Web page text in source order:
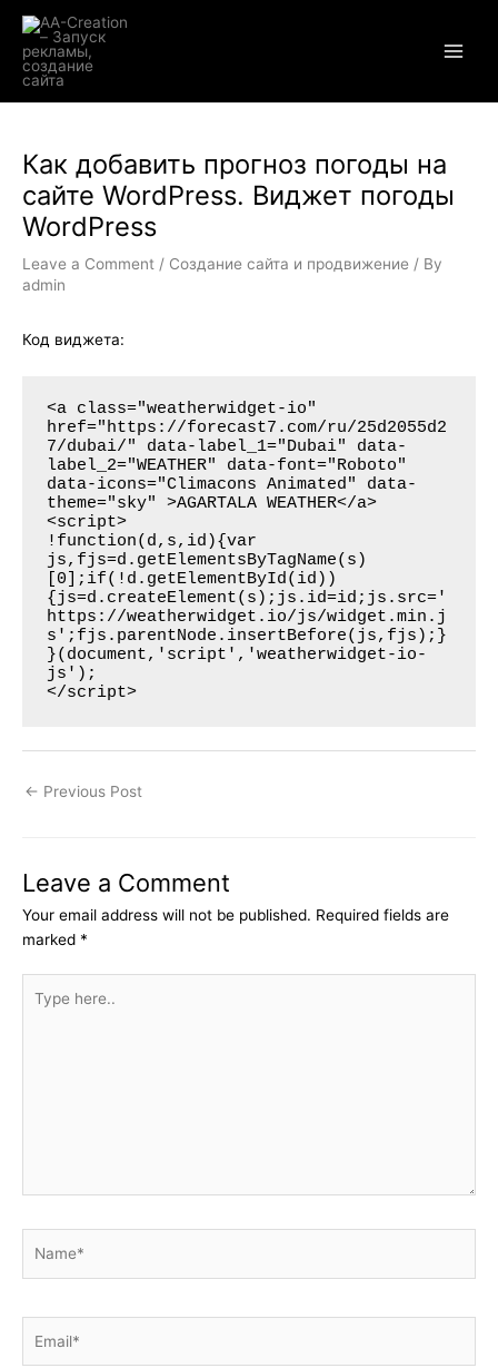
content
Как добавить прогноз погоды на
сайте WordPress. Виджет погоды
WordPress
Leave a Comment / Создание сайта и продвижение / By
admin
Код виджета:
<a class="weatherwidget-io"
href="https://forecast7.com/ru/25d2055d2
7/dubai/" data-label_1="Dubai" data-
label_2="WEATHER" data-font="Roboto"
data-icons="Climacons Animated" data-
theme="sky" >AGARTALA WEATHER</a>
<script>
!function(d,s,id){var
js,fjs=d.getElementsByTagName(s)
[0];if(!d.getElementById(id))
{js=d.createElement(s);js.id=id;js.src='
https://weatherwidget.io/js/widget.min.j
s';fjs.parentNode.insertBefore(js,fjs);}
}(document,'script','weatherwidget-io-
js');
</script>
navigation
← Previous Post
Leave a Comment
Your email address will not be published. Required fields are
marked *
here..